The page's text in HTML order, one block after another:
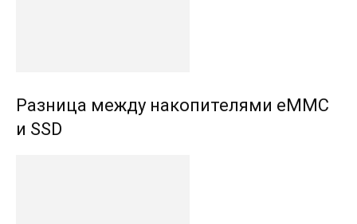
Разница между накопителями eMMC
и SSD